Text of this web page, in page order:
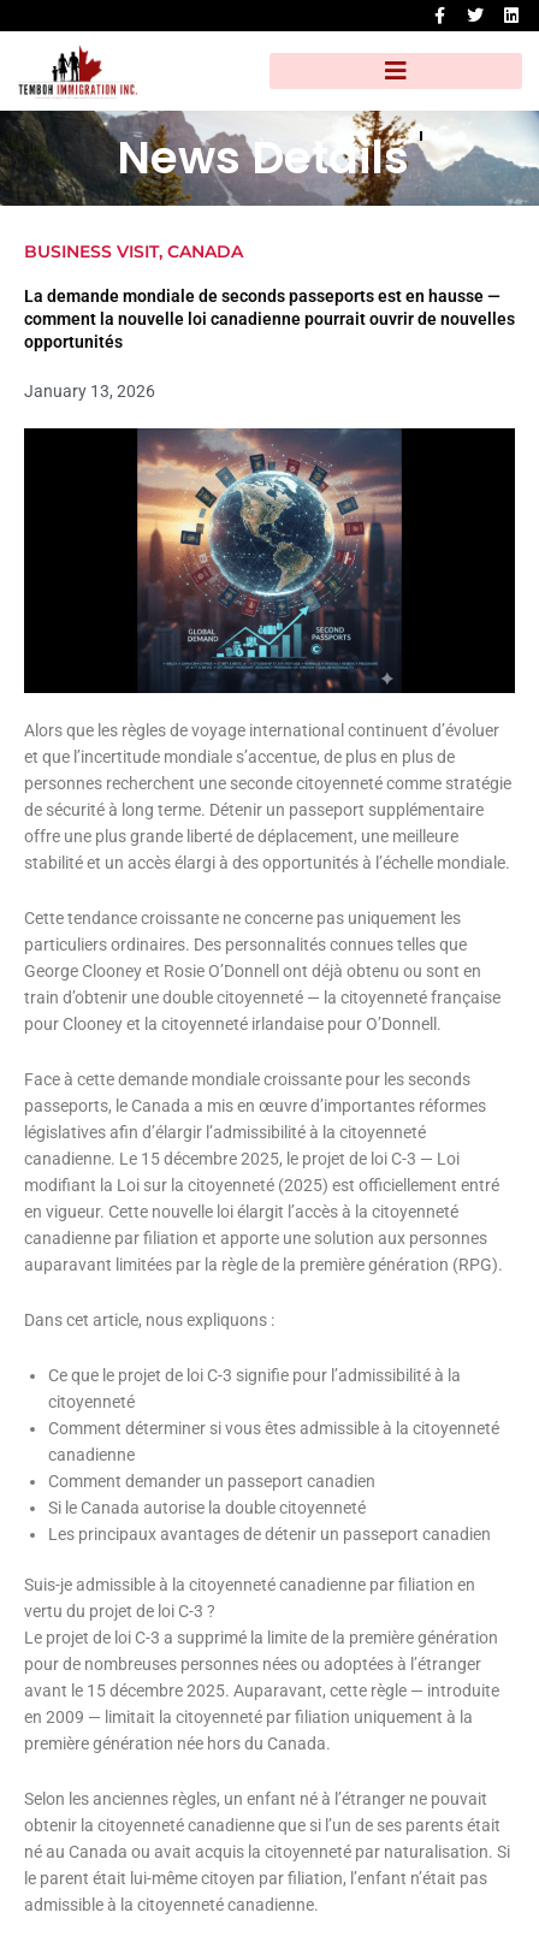
content
F
a
e
o
o
f
T
w
t
e
r
L
i
k
d
i
News Details
BUSINESS VISIT, CANADA
La demande mondiale de seconds passeports est en hausse —
comment la nouvelle loi canadienne pourrait ouvrir de nouvelles
opportunités
January 13, 2026
Alors que les règles de voyage international continuent d’évoluer
et que l’incertitude mondiale s’accentue, de plus en plus de
personnes recherchent une seconde citoyenneté comme stratégie
de sécurité à long terme. Détenir un passeport supplémentaire
offre une plus grande liberté de déplacement, une meilleure
stabilité et un accès élargi à des opportunités à l’échelle mondiale.
Cette tendance croissante ne concerne pas uniquement les
particuliers ordinaires. Des personnalités connues telles que
George Clooney et Rosie O’Donnell ont déjà obtenu ou sont en
train d’obtenir une double citoyenneté — la citoyenneté française
pour Clooney et la citoyenneté irlandaise pour O’Donnell.
Face à cette demande mondiale croissante pour les seconds
passeports, le Canada a mis en œuvre d’importantes réformes
législatives afin d’élargir l’admissibilité à la citoyenneté
canadienne. Le 15 décembre 2025, le projet de loi C-3 — Loi
modifiant la Loi sur la citoyenneté (2025) est officiellement entré
en vigueur. Cette nouvelle loi élargit l’accès à la citoyenneté
canadienne par filiation et apporte une solution aux personnes
auparavant limitées par la règle de la première génération (RPG).
Dans cet article, nous expliquons :
Ce que le projet de loi C-3 signifie pour l’admissibilité à la
citoyenneté
Comment déterminer si vous êtes admissible à la citoyenneté
canadienne
Comment demander un passeport canadien
Si le Canada autorise la double citoyenneté
Les principaux avantages de détenir un passeport canadien
Suis-je admissible à la citoyenneté canadienne par filiation en
vertu du projet de loi C-3 ?
Le projet de loi C-3 a supprimé la limite de la première génération
pour de nombreuses personnes nées ou adoptées à l’étranger
avant le 15 décembre 2025. Auparavant, cette règle — introduite
en 2009 — limitait la citoyenneté par filiation uniquement à la
première génération née hors du Canada.
Selon les anciennes règles, un enfant né à l’étranger ne pouvait
obtenir la citoyenneté canadienne que si l’un de ses parents était
né au Canada ou avait acquis la citoyenneté par naturalisation. Si
le parent était lui-même citoyen par filiation, l’enfant n’était pas
admissible à la citoyenneté canadienne.